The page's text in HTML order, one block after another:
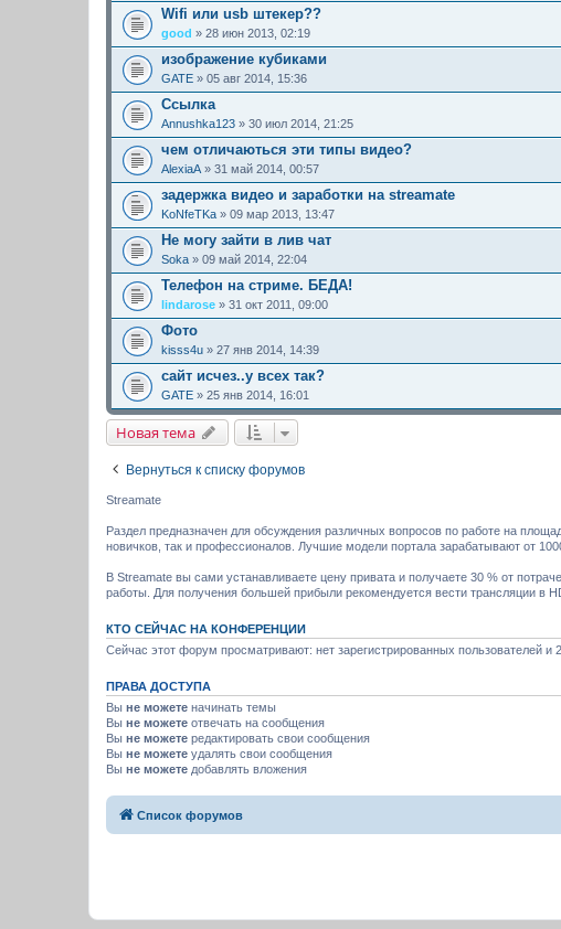
Wifi или usb штекер??
good » 28 июн 2013, 02:19
изображение кубиками
GATE » 05 авг 2014, 15:36
Ссылка
Annushka123 » 30 июл 2014, 21:25
чем отличаються эти типы видео?
AlexiaA » 31 май 2014, 00:57
задержка видео и заработки на streamate
KoNfeTKa » 09 мар 2013, 13:47
Не могу зайти в лив чат
Soka » 09 май 2014, 22:04
Телефон на стриме. БЕДА!
lindarose » 31 окт 2011, 09:00
Фото
kisss4u » 27 янв 2014, 14:39
сайт исчез..у всех так?
GATE » 25 янв 2014, 16:01
Новая тема
Вернуться к списку форумов
Streamate
Раздел предназначен для обсуждения различных вопросов по работе на
новичков, так и профессионалов. Лучшие модели портала зарабатывают от
В Streamate вы сами устанавливаете цену привата и получаете 30 % от
работы. Для получения большей прибыли рекомендуется вести трансляции в
КТО СЕЙЧАС НА КОНФЕРЕНЦИИ
Сейчас этот форум просматривают: нет зарегистрированных пользователей и
ПРАВА ДОСТУПА
Вы не можете начинать темы
Вы не можете отвечать на сообщения
Вы не можете редактировать свои сообщения
Вы не можете удалять свои сообщения
Вы не можете добавлять вложения
Список форумов